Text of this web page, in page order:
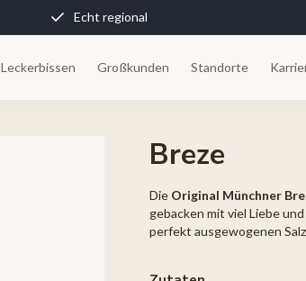
Echt regional
Leckerbissen Großkunden Standorte
Breze
Die Original Münchner
gebacken mit viel Liebe
perfekt ausgewogenen